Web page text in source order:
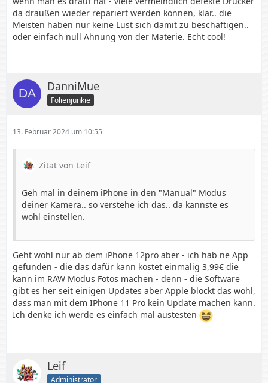
da draußen wieder repariert werden können, klar.. die
Meisten haben nur keine Lust sich damit zu beschäftigen..
oder einfach null Ahnung von der Materie. Echt cool!
DanniMue
Folienjunkie
13. Februar 2024 um 10:55
Zitat von Leif
Geh mal in deinem iPhone in den "Manual" Modus
deiner Kamera.. so verstehe ich das.. da kannste es
wohl einstellen.
Geht wohl nur ab dem iPhone 12pro aber - ich hab ne App
gefunden - die das dafür kann kostet einmalig 3,99€ die
kann im RAW Modus Fotos machen - denn - die Software
gibt es her seit einigen Updates aber Apple blockt das wohl,
dass man mit dem IPhone 11 Pro kein Update machen kann.
Ich denke ich werde es einfach mal austesten
Leif
Administrator